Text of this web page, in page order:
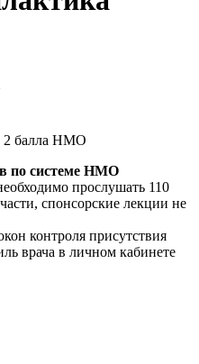
2 балла НМО
по системе НМO
прослушать 110
спонсорские лекции не
контроля присутствия
врача в личном кабинете